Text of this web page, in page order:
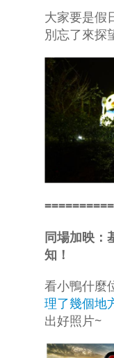
大家要是假
別忘了來探
同場加映：
知！
看小鴨什麼
理了幾個地
出好照片~